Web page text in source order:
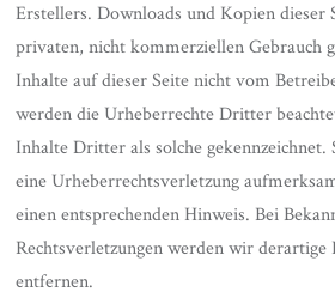
Erstellers. Downloads und Kopien dieser
privaten, nicht kommerziellen Gebrauch
Inhalte auf dieser Seite nicht vom
werden die Urheberrechte Dritter
Inhalte Dritter als solche
eine Urheberrechtsverletzung
einen entsprechenden Hinweis. Bei
Rechtsverletzungen werden wir derartige
entfernen.